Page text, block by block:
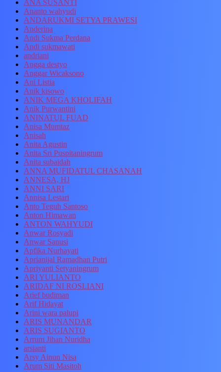
ANA SUSANTI
Ananto wahyudi
ANDARUKMI SETYA PRAWESI
Anderina
Andi Sukma Perdana
Andi sukmawati
andriani
Angga destyo
Anggar Wicaksono
Ani Listia
Anik kisowo
ANIK MEGA KHOLIFAH
Anik Purwantini
ANINATUL FUAD
Anisa Mumtaz
Anisah
Anita Agustin
Anita Sri Puspitaningrum
Anita subaidah
ANNA MUFIDATUL CHASANAH
ANNESA, HJ
ANNI SARI
Annisa Lestari
Anto Teguh Santoso
Anton Himawan
ANTON WAHYUDI
Anwar Rosyadi
Anwar Sanusi
Apfika Nurhayati
Aprianijal Ramadhan Putri
Apriyanti Setyaningrum
ARI YULIANTO
ARIDAF NI ROSLIANI
Arief budiman
Arif Hidayat
Arini wara palupi
ARIS MUNANDAR
ARIS SUGIANTO
Arrum Jihan Nuridha
arsianti
Arsy Ainun Nisa
Arum Siti Masitoh